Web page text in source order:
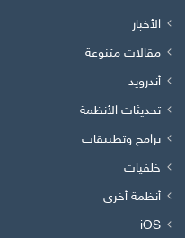
الأخبار
مقالات متنوعة
أندرويد
تحديثات الأنظمة
برامج وتطبيقات
خلفيات
أنظمة أخرى
iOS